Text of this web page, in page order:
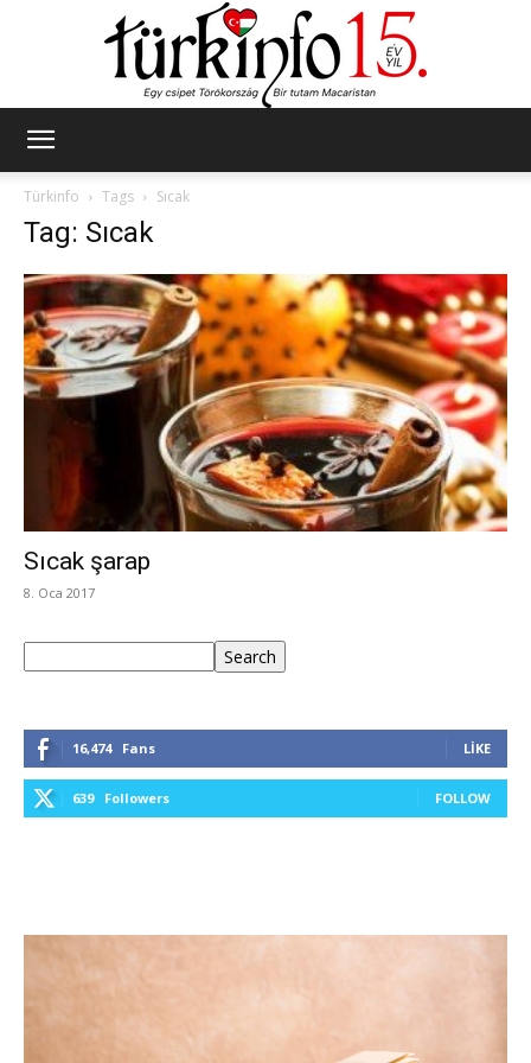
Türkinfo
Tags Sıcak
Tag: Sıcak
Sıcak şarap
8. Oca 2017
Search
16,474 Fans LIKE
639 Followers FOLLOW